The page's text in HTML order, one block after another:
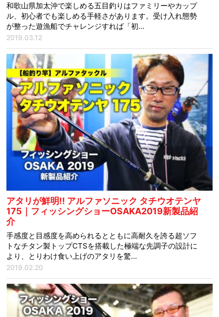
和歌山県加太沖で楽しめる五目釣りはファミリーやカップ
ル、初心者でも楽しめる手軽さがあります。受け入れ態勢
が整った遊漁船でチャレンジすれば「初…
2019.03.12
アタリが鮮明!! アルファソニック タチウオテンヤ
175｜フィッシングショーOSAKA2019新製品紹
介
手感度と目感度を高められるとともに高耐久を誇る超ソフ
トなチタン製トップCTSを搭載した極端な先調子の設計に
より、とりわけ食い上げのアタリを驚…
2019.02.20